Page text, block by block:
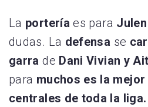
La porteríaes para
dudas. La defensa se
garrade Dani Vivian y
para muchos es la
centrales de toda la liga.